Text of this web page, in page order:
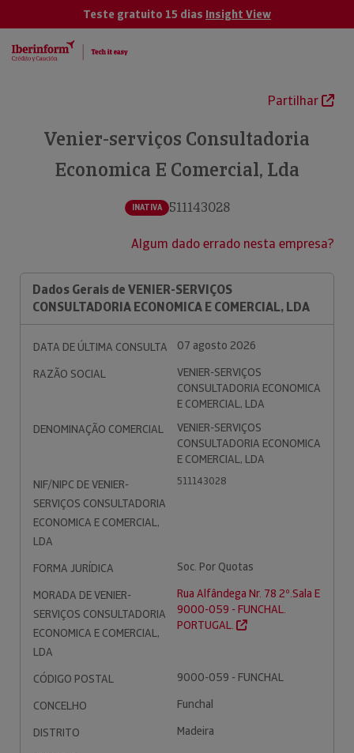
Teste gratuito 15 dias Insight View
Partilhar
Venier-serviços Consultadoria
Economica E Comercial, Lda
INATIVA 511143028
Algum dado errado nesta empresa?
Dados Gerais de VENIER-SERVIÇOS
CONSULTADORIA ECONOMICA E COMERCIAL, LDA
DATA DE ÚLTIMA CONSULTA
07 agosto 2026
RAZÃO SOCIAL
VENIER-SERVIÇOS
CONSULTADORIA ECONOMICA
E COMERCIAL, LDA
DENOMINAÇÃO COMERCIAL
VENIER-SERVIÇOS
CONSULTADORIA ECONOMICA
E COMERCIAL, LDA
NIF/NIPC DE VENIER-
SERVIÇOS CONSULTADORIA
ECONOMICA E COMERCIAL,
LDA
511143028
FORMA JURÍDICA
Soc. Por Quotas
MORADA DE VENIER-
SERVIÇOS CONSULTADORIA
ECONOMICA E COMERCIAL,
LDA
Rua Alfândega Nr. 78 2º.Sala E
9000-059 - FUNCHAL.
PORTUGAL.
CÓDIGO POSTAL
9000-059 - FUNCHAL
CONCELHO
Funchal
DISTRITO
Madeira